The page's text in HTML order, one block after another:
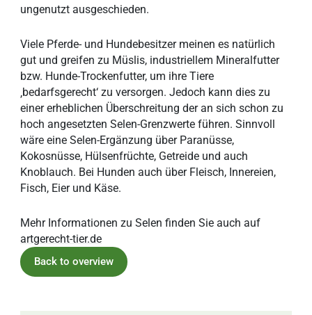
ungenutzt ausgeschieden.
Viele Pferde- und Hundebesitzer meinen es natürlich
gut und greifen zu Müslis, industriellem Mineralfutter
bzw. Hunde-Trockenfutter, um ihre Tiere
‚bedarfsgerecht‘ zu versorgen. Jedoch kann dies zu
einer erheblichen Überschreitung der an sich schon zu
hoch angesetzten Selen-Grenzwerte führen. Sinnvoll
wäre eine Selen-Ergänzung über Paranüsse,
Kokosnüsse, Hülsenfrüchte, Getreide und auch
Knoblauch. Bei Hunden auch über Fleisch, Innereien,
Fisch, Eier und Käse.
Mehr Informationen zu Selen finden Sie auch auf
artgerecht-tier.de
Back to overview